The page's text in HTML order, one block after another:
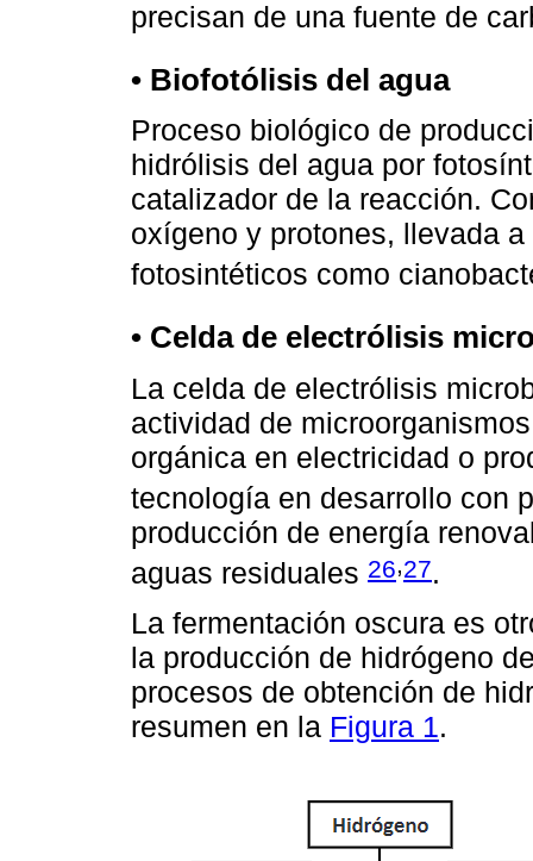
precisan de una fuente de
• Biofotólisis del agua
Proceso biológico de
hidrólisis del agua por
catalizador de la reacción.
oxígeno y protones, llevada
fotosintéticos como
• Celda de electrólisis
La celda de electrólisis
actividad de
orgánica en electricidad o
tecnología en desarrollo con
producción de energía
aguas residuales 26,27.
La fermentación oscura es
la producción de hidrógeno
procesos de obtención de
resumen en la Figura 1.